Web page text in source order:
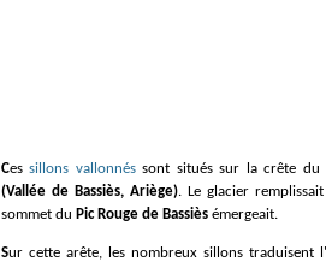
Cessillons vallonnéssont situés sur la crête du
(Vallée de Bassiès, Ariège). Le glacier
sommet du Pic Rouge de Bassiès émergeait.
Sur cette arête, les nombreux sillons traduisent l'écoulement de la glace de la gauche vers la